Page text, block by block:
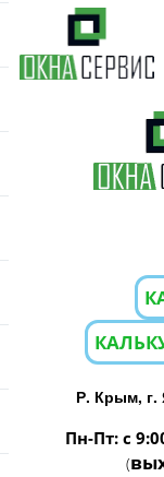
Р. Крым, г.
Пн-Пт: с
(